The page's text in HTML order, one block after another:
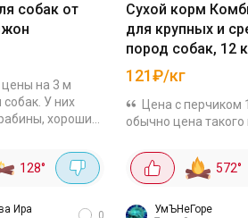
собак от
на 3 м
собак. У них
хорошие
свой вкус:
синяя за
за 393₽ ...
128°
Ира
0
Сухой корм
для крупных и
пород собак, 12
121₽/кг
Цена с перчиком
обычно цена
корм с высоким
содержанием
предназначен для
572°
УмЪНеГоре